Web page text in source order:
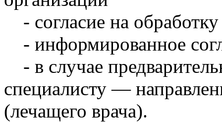
- согласие на
- информированное
- в случае
специалисту —
(лечащего врача).